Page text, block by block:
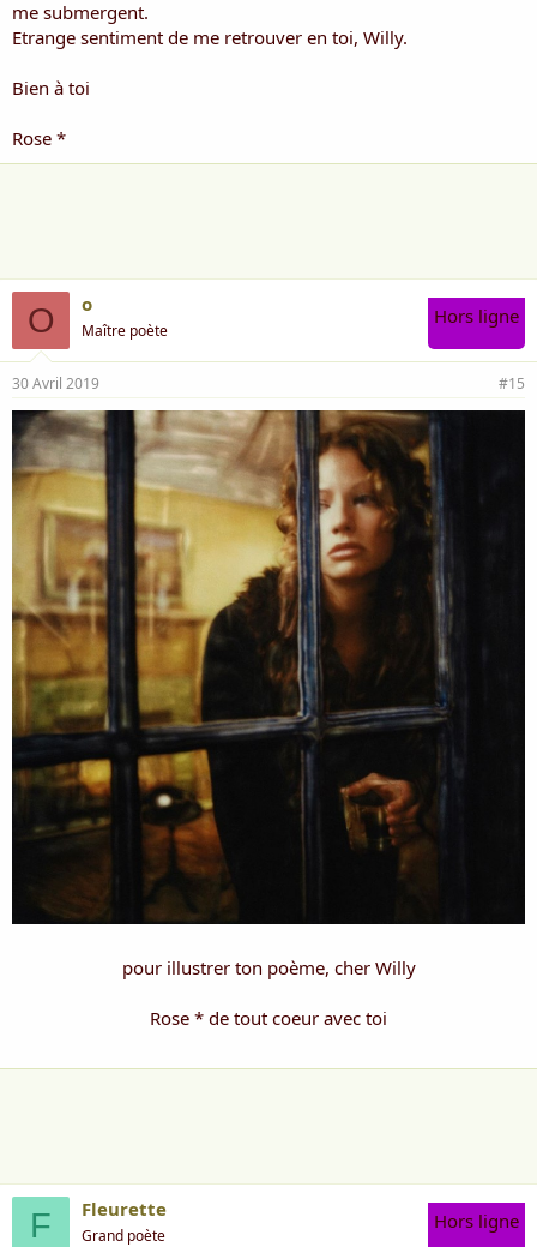
me submergent.
Etrange sentiment de me retrouver en toi, Willy.
Bien à toi
Rose *
O o
Maître poète
Hors ligne
30 Avril 2019 #15
pour illustrer ton poème, cher Willy
Rose * de tout coeur avec toi
F Fleurette
Grand poète
Hors ligne